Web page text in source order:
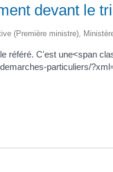
devant le
(Première ministre),
référé. C'est une<span
particuliers/